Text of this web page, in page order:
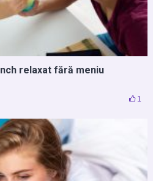
relaxat fără meniu
1